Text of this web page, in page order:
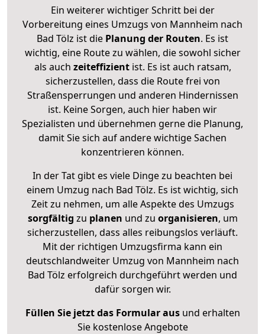
Ein weiterer wichtiger Schritt bei der
Vorbereitung eines Umzugs von Mannheim nach
Bad Tölz ist die Planung der Routen. Es ist
wichtig, eine Route zu wählen, die sowohl sicher
als auch zeiteffizientist. Es ist auch ratsam,
sicherzustellen, dass die Route frei von
Straßensperrungen und anderen Hindernissen
ist. Keine Sorgen, auch hier haben wir
Spezialisten und übernehmen gerne die Planung,
damit Sie sich auf andere wichtige Sachen
konzentrieren können.
In der Tat gibt es viele Dinge zu beachten bei
einem Umzug nach Bad Tölz. Es ist wichtig, sich
Zeit zu nehmen, um alle Aspekte des Umzugs
sorgfältig zu planen und zu organisieren, um
sicherzustellen, dass alles reibungslos verläuft.
Mit der richtigen Umzugsfirma kann ein
deutschlandweiter Umzug von Mannheim nach
Bad Tölz erfolgreich durchgeführt werden und
dafür sorgen wir.
Füllen Sie jetzt das Formular ausund erhalten
Sie kostenlose Angebote